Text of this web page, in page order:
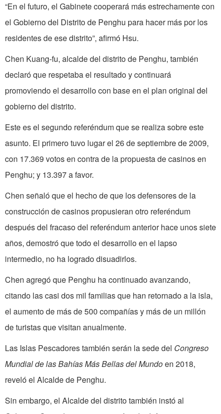
“En el futuro, el Gabinete cooperará más estrechamente con
el Gobierno del Distrito de Penghu para hacer más por los
residentes de ese distrito”, afirmó Hsu.
Chen Kuang-fu, alcalde del distrito de Penghu, también
declaró que respetaba el resultado y continuará
promoviendo el desarrollo con base en el plan original del
gobierno del distrito.
Este es el segundo referéndum que se realiza sobre este
asunto. El primero tuvo lugar el 26 de septiembre de 2009,
con 17.369 votos en contra de la propuesta de casinos en
Penghu; y 13.397 a favor.
Chen señaló que el hecho de que los defensores de la
construcción de casinos propusieran otro referéndum
después del fracaso del referéndum anterior hace unos siete
años, demostró que todo el desarrollo en el lapso
intermedio, no ha logrado disuadirlos.
Chen agregó que Penghu ha continuado avanzando,
citando las casi dos mil familias que han retornado a la isla,
el aumento de más de 500 compañías y más de un millón
de turistas que visitan anualmente.
Las Islas Pescadores también serán la sede del Congreso
Mundial de las Bahías Más Bellas del Mundoen 2018,
reveló el Alcalde de Penghu.
Sin embargo, el Alcalde del distrito también instó al